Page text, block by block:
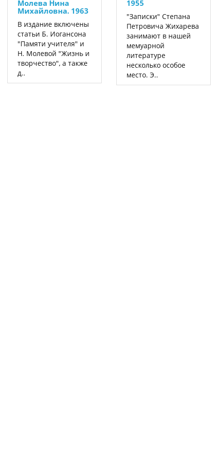
Молева Нина
Михайловна. 1963
В издание включены
статьи Б. Иогансона
"Памяти учителя" и
Н. Молевой "Жизнь и
творчество", а также
д..
1955
"Записки" Степана
Петровича Жихарева
занимают в нашей
мемуарной
литературе
несколько особое
место. Э..